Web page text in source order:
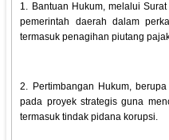
1. Bantuan Hukum, melalui
pemerintah daerah dalam
termasuk penagihan piutang
2. Pertimbangan Hukum,
pada proyek strategis guna
termasuk tindak pidana korupsi.